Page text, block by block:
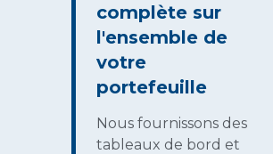
complète sur
l'ensemble de
votre
portefeuille
Nous fournissons des
tableaux de bord et